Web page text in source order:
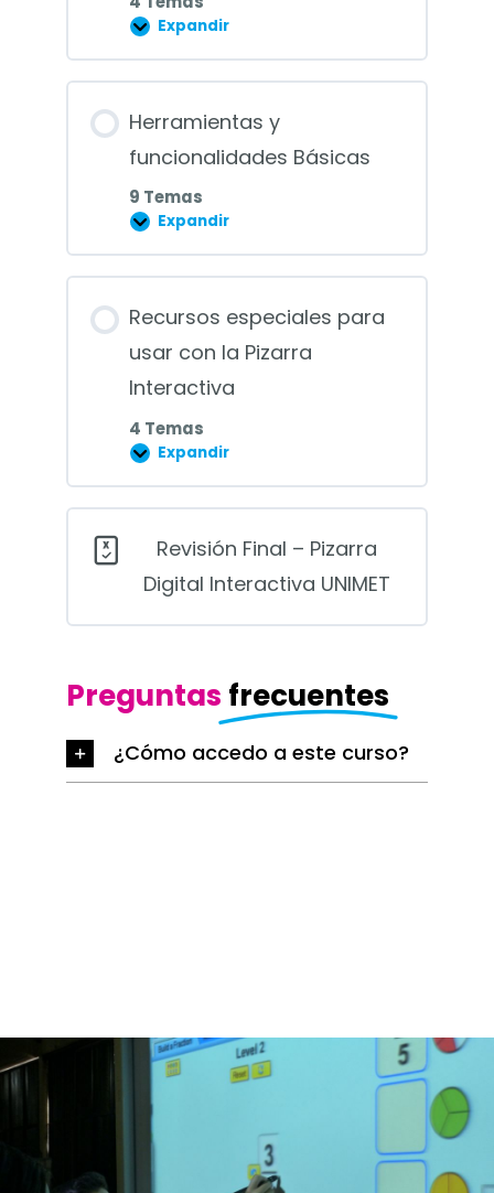
Expandir
Introducción
Pizarra
Interactiva
Herramientas y
funcionalidades Básicas
9 Temas
Expandir
Herramientas
Básicas
Recursos especiales para
usar con la Pizarra
Interactiva
4 Temas
Expandir
Recursos
usar
la
Interactiva
Revisión Final – Pizarra
Digital Interactiva UNIMET
Preguntas frecuentes
¿Cómo accedo a este curso?